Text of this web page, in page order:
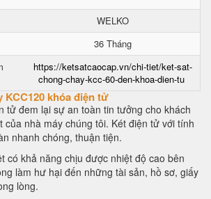
WELKO
36 Tháng
https://ketsatcaocap.vn/chi-tiet/ket-sat-
chong-chay-kcc-60-den-khoa-dien-tu
KCC120 khóa điện tử
tử đem lại sự an toàn tin tưởng cho khách
của nhà máy chúng tôi. Két điện tử với tính
nhanh chóng, thuận tiện.
có khả năng chịu được nhiệt độ cao bên
làm hư hại đến những tài sản, hồ sơ, giấy
lòng.